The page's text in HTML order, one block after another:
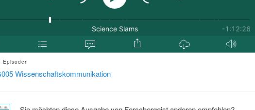
Episoden
Wissenschaftskommunikation